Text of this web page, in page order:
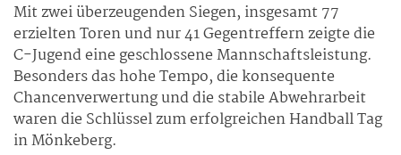
Mit zwei überzeugenden Siegen, insgesamt 77
erzielten Toren und nur 41 Gegentreffern zeigte die
C-Jugend eine geschlossene Mannschaftsleistung.
Besonders das hohe Tempo, die konsequente
Chancenverwertung und die stabile Abwehrarbeit
waren die Schlüssel zum erfolgreichen Handball Tag
in Mönkeberg.